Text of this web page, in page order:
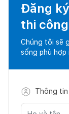
Đăng
thi
Chúng tôi sẽ
sống phù hợp
Thông tin